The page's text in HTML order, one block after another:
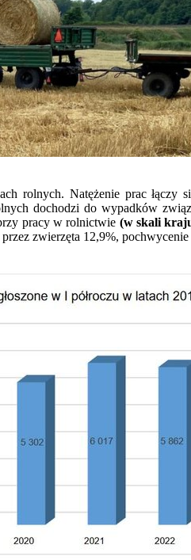
rolnych. Natężenie prac łączy
dochodzi do wypadków
pracy w rolnictwie (w skali
zwierzęta 12,9%,